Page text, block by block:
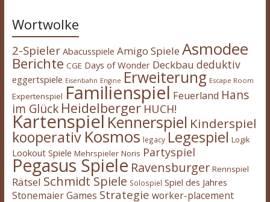
Wortwolke
2-Spieler Abacusspiele Amigo Spiele Asmodee
Berichte CGE Days of Wonder Deckbau deduktiv
eggertspiele Eisenbahn Engine Erweiterung Escape Room
Expertenspiel Familienspiel Feuerland Hans
im Glück Heidelberger HUCH!
Kartenspiel Kennerspiel Kinderspiel
kooperativ Kosmos legacy Legespiel Logik
Lookout Spiele Mehrspieler Noris Partyspiel
Pegasus Spiele Ravensburger Rennspiel
Rätsel Schmidt Spiele Solospiel Spiel des Jahres
Stonemaier Games Strategie worker-placement